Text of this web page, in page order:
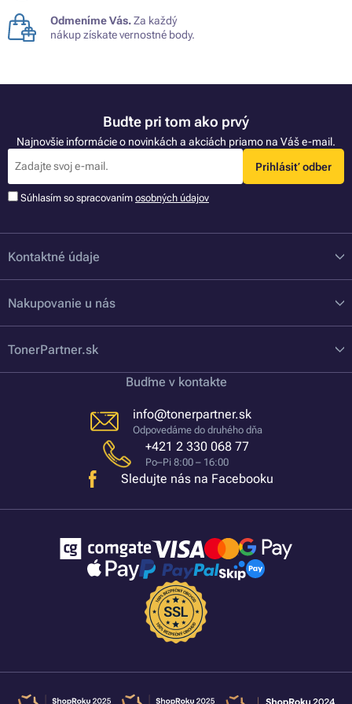
Odmeníme Vás.Za každý
nákup získate vernostné body.
Buďte pri tom ako prvý
Najnovšie informácie o novinkách a akciách priamo na Váš e-mail.
Prihlásiť odber
Súhlasím so spracovaním osobných údajov
Kontaktné údaje
Nakupovanie u nás
TonerPartner.sk
Buďme v kontakte
info@tonerpartner.sk
Odpovedáme do druhého dňa
+421 2 330 068 77
Po–Pi 8:00 – 16:00
Sledujte nás na Facebooku